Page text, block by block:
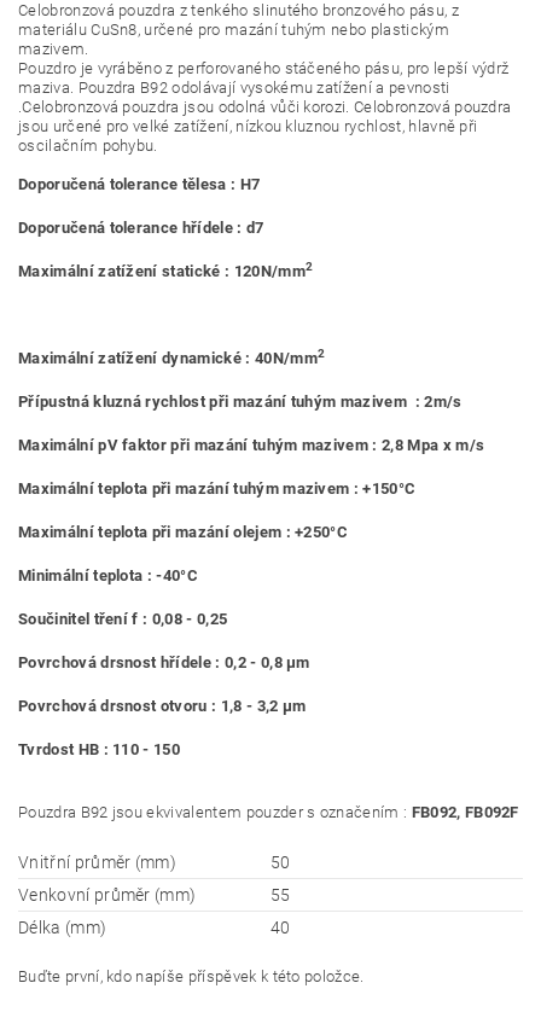
Celobronzová pouzdra z tenkého slinutého bronzového pásu, z
materiálu CuSn8, určené pro mazání tuhým nebo plastickým
mazivem.
Pouzdro je vyráběno z perforovaného stáčeného pásu, pro lepší výdrž
maziva. Pouzdra B92 odolávají vysokému zatížení a pevnosti
.Celobronzová pouzdra jsou odolná vůči korozi. Celobronzová pouzdra
jsou určené pro velké zatížení, nízkou kluznou rychlost, hlavně při
oscilačním pohybu.
Doporučená tolerance tělesa : H7
Doporučená tolerance hřídele : d7
Maximální zatížení statické : 120N/mm2
Maximální zatížení dynamické : 40N/mm2
Přípustná kluzná rychlost při mazání tuhým mazivem : 2m/s
Maximální pV faktor při mazání tuhým mazivem : 2,8 Mpa x m/s
Maximální teplota při mazání tuhým mazivem : +150°C
Maximální teplota při mazání olejem : +250°C
Minimální teplota : -40°C
Součinitel tření f : 0,08 - 0,25
Povrchová drsnost hřídele : 0,2 - 0,8 μm
Povrchová drsnost otvoru : 1,8 - 3,2 μm
Tvrdost HB : 110 - 150
Pouzdra B92 jsou ekvivalentem pouzder s označením : FB092, FB092F
Vnitřní průměr (mm)
50
Venkovní průměr (mm)
55
Délka (mm)
40
Buďte první, kdo napíše příspěvek k této položce.